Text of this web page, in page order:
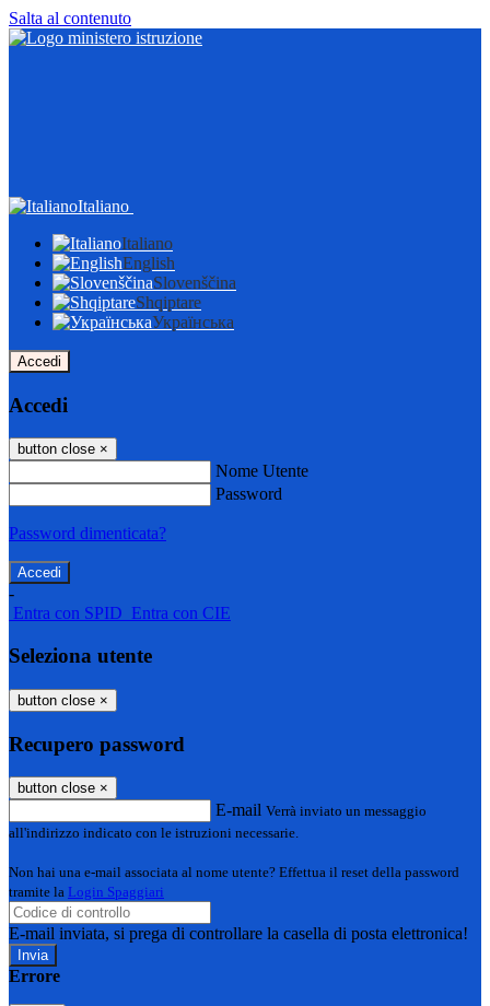
Salta al contenuto
Italiano
Italiano
English
Slovenščina
Shqiptare
Українська
Accedi
Accedi
button close ×
Nome Utente
Password
Password dimenticata?
-
Entra con SPID Entra con CIE
Seleziona utente
button close ×
Recupero password
button close ×
E-mail Verrà inviato un messaggio
all'indirizzo indicato con le istruzioni necessarie.
Non hai una e-mail associata al nome utente? Effettua il reset della password
tramite la Login Spaggiari
E-mail inviata, si prega di controllare la casella di posta elettronica!
Errore